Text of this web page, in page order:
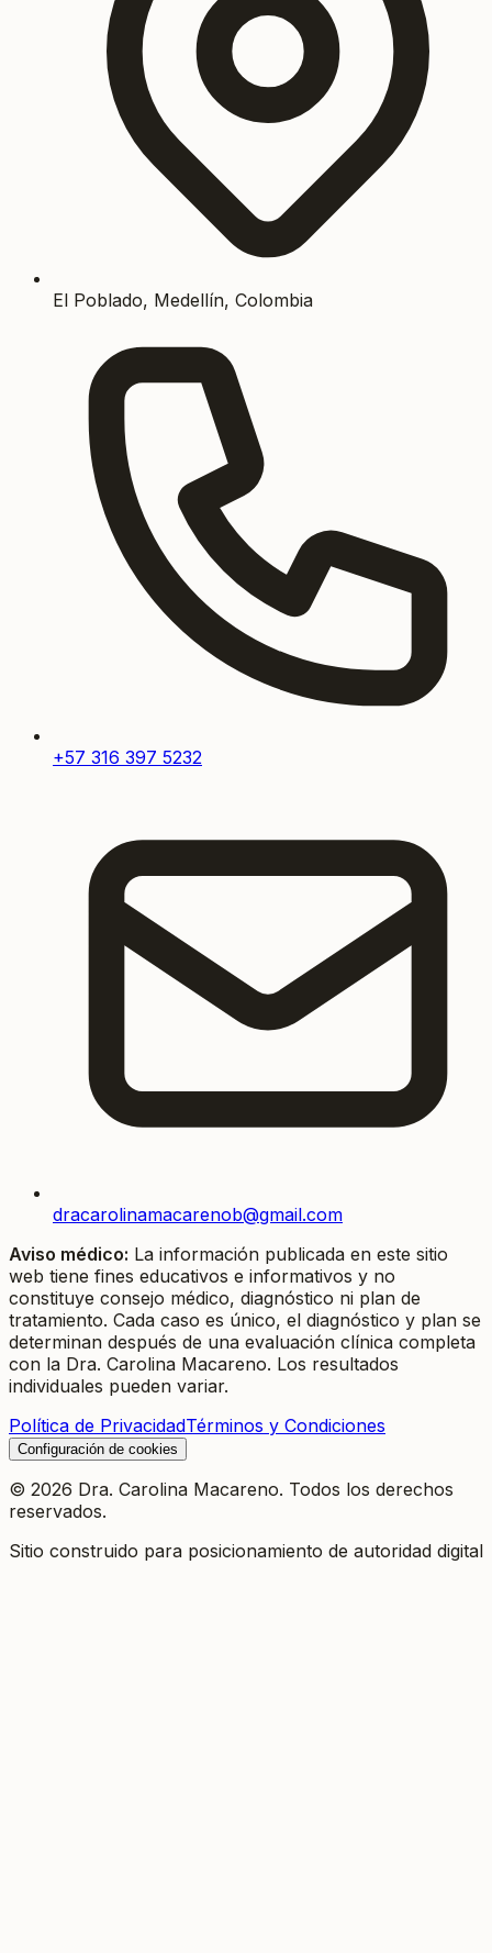
El Poblado, Medellín, Colombia
+57 316 397 5232
dracarolinamacarenob@gmail.com
Aviso médico: La información publicada en este sitio
web tiene fines educativos e informativos y no
constituye consejo médico, diagnóstico ni plan de
tratamiento. Cada caso es único, el diagnóstico y plan se
determinan después de una evaluación clínica completa
con la Dra. Carolina Macareno. Los resultados
individuales pueden variar.
Política de PrivacidadTérminos y Condiciones
Configuración de cookies
© 2026 Dra. Carolina Macareno. Todos los derechos
reservados.
Sitio construido para posicionamiento de autoridad digital